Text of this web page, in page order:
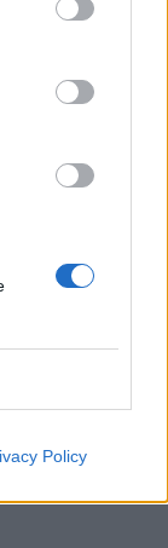
Policy
μετά τον
Μιχάλη